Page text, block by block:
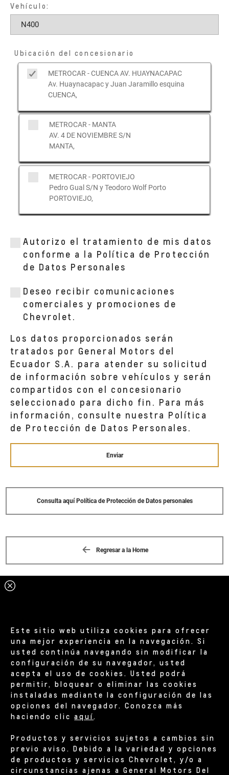
Vehículo:
Ubicación del concesionario
METROCAR - CUENCA AV. HUAYNACAPAC
Av. Huaynacapac y Juan Jaramillo esquina
CUENCA,
METROCAR - MANTA
AV. 4 DE NOVIEMBRE S/N
MANTA,
METROCAR - PORTOVIEJO
Pedro Gual S/N y Teodoro Wolf Porto
PORTOVIEJO,
Av. Interoceánica km 13 y Gonzalez Suárez
diagonal gasolinera Puma
METROCAR - GONZALEZ SUAREZ
(MATRIZ)
Av. Orellana y San Ignacio
METROCAR - CUENCA AV. REMIGIO
Av. Remigio Crespo N.- 2-17 y Federico
Proaño (esq)
CUENCA,
Autorizo el tratamiento de mis datos
conforme a la Política de Protección
de Datos Personales
Deseo recibir comunicaciones
comerciales y promociones de
Chevrolet.
Los datos proporcionados serán
tratados por General Motors del
Ecuador S.A. para atender su solicitud
de información sobre vehículos y serán
compartidos con el concesionario
seleccionado para dicho fin. Para más
información, consulte nuestra Política
de Protección de Datos Personales.
Enviar
Consulta aquí Política de Protección de Datos personales
Regresar a la Home
Este sitio web utiliza cookies para ofrecer
una mejor experiencia en la navegación. Si
usted continúa navegando sin modificar la
configuración de su navegador, usted
acepta el uso de cookies. Usted podrá
permitir, bloquear o eliminar las cookies
instaladas mediante la configuración de las
opciones del navegador. Conozca más
haciendo clicaquí.
Productos y servicios sujetos a cambios sin
previo aviso. Debido a la variedad y opciones
de productos y servicios Chevrolet, y/o a
circunstancias ajenas a General Motors Del